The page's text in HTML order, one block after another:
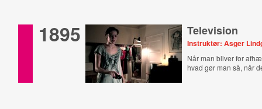
1895 Television
Instruktør: Asger
Når man bliver for
hvad gør man så, når